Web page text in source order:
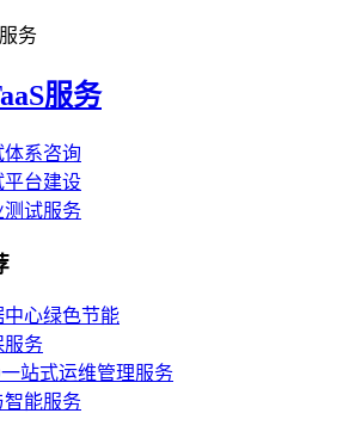
务
服务
体系咨询
平台建设
测试服务
中心绿色节能
服务
站式运维管理服务
智能服务